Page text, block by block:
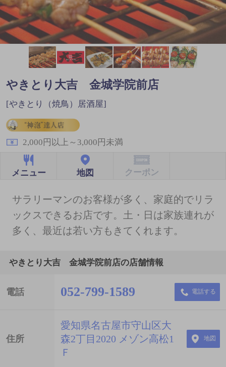
やきとり大吉 金城学院前店
[やきとり（焼鳥）居酒屋]
2,000円以上～3,000円未満
メニュー 地図 クーポン
サラリーマンのお客様が多く、家庭的でリラ
ックスできるお店です。土・日は家族連れが
多く、最近は若い方もきてくれます。
やきとり大吉 金城学院前店の店舗情報
電話 052-799-1589 電話する
住所
愛知県名古屋市守山区大
森2丁目2020 メゾン高松1
Ｆ
地図